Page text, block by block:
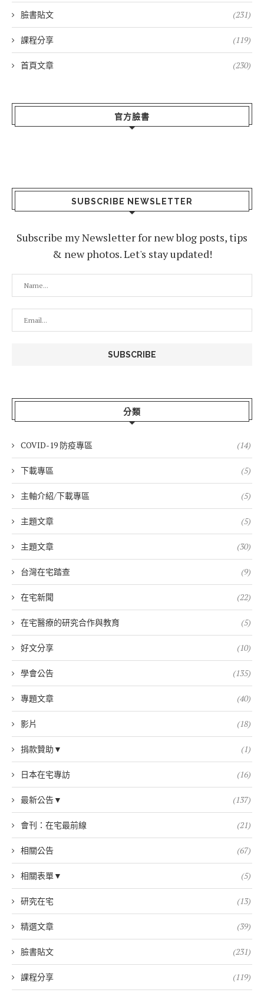
臉書貼文 (231)
課程分享 (119)
首頁文章 (230)
官方臉書
SUBSCRIBE NEWSLETTER
Subscribe my Newsletter for new blog posts, tips
& new photos. Let's stay updated!
分類
COVID-19 防疫專區 (14)
下載專區 (5)
主軸介紹/下載專區 (5)
主題文章 (5)
主題文章 (30)
台灣在宅踏查 (9)
在宅新聞 (22)
在宅醫療的研究合作與教育 (5)
好文分享 (10)
學會公告 (135)
專題文章 (40)
影片 (18)
捐款贊助▼ (1)
日本在宅專訪 (16)
最新公告▼ (137)
會刊：在宅最前線 (21)
相關公告 (67)
相關表單▼ (5)
研究在宅 (13)
精選文章 (39)
臉書貼文 (231)
課程分享 (119)